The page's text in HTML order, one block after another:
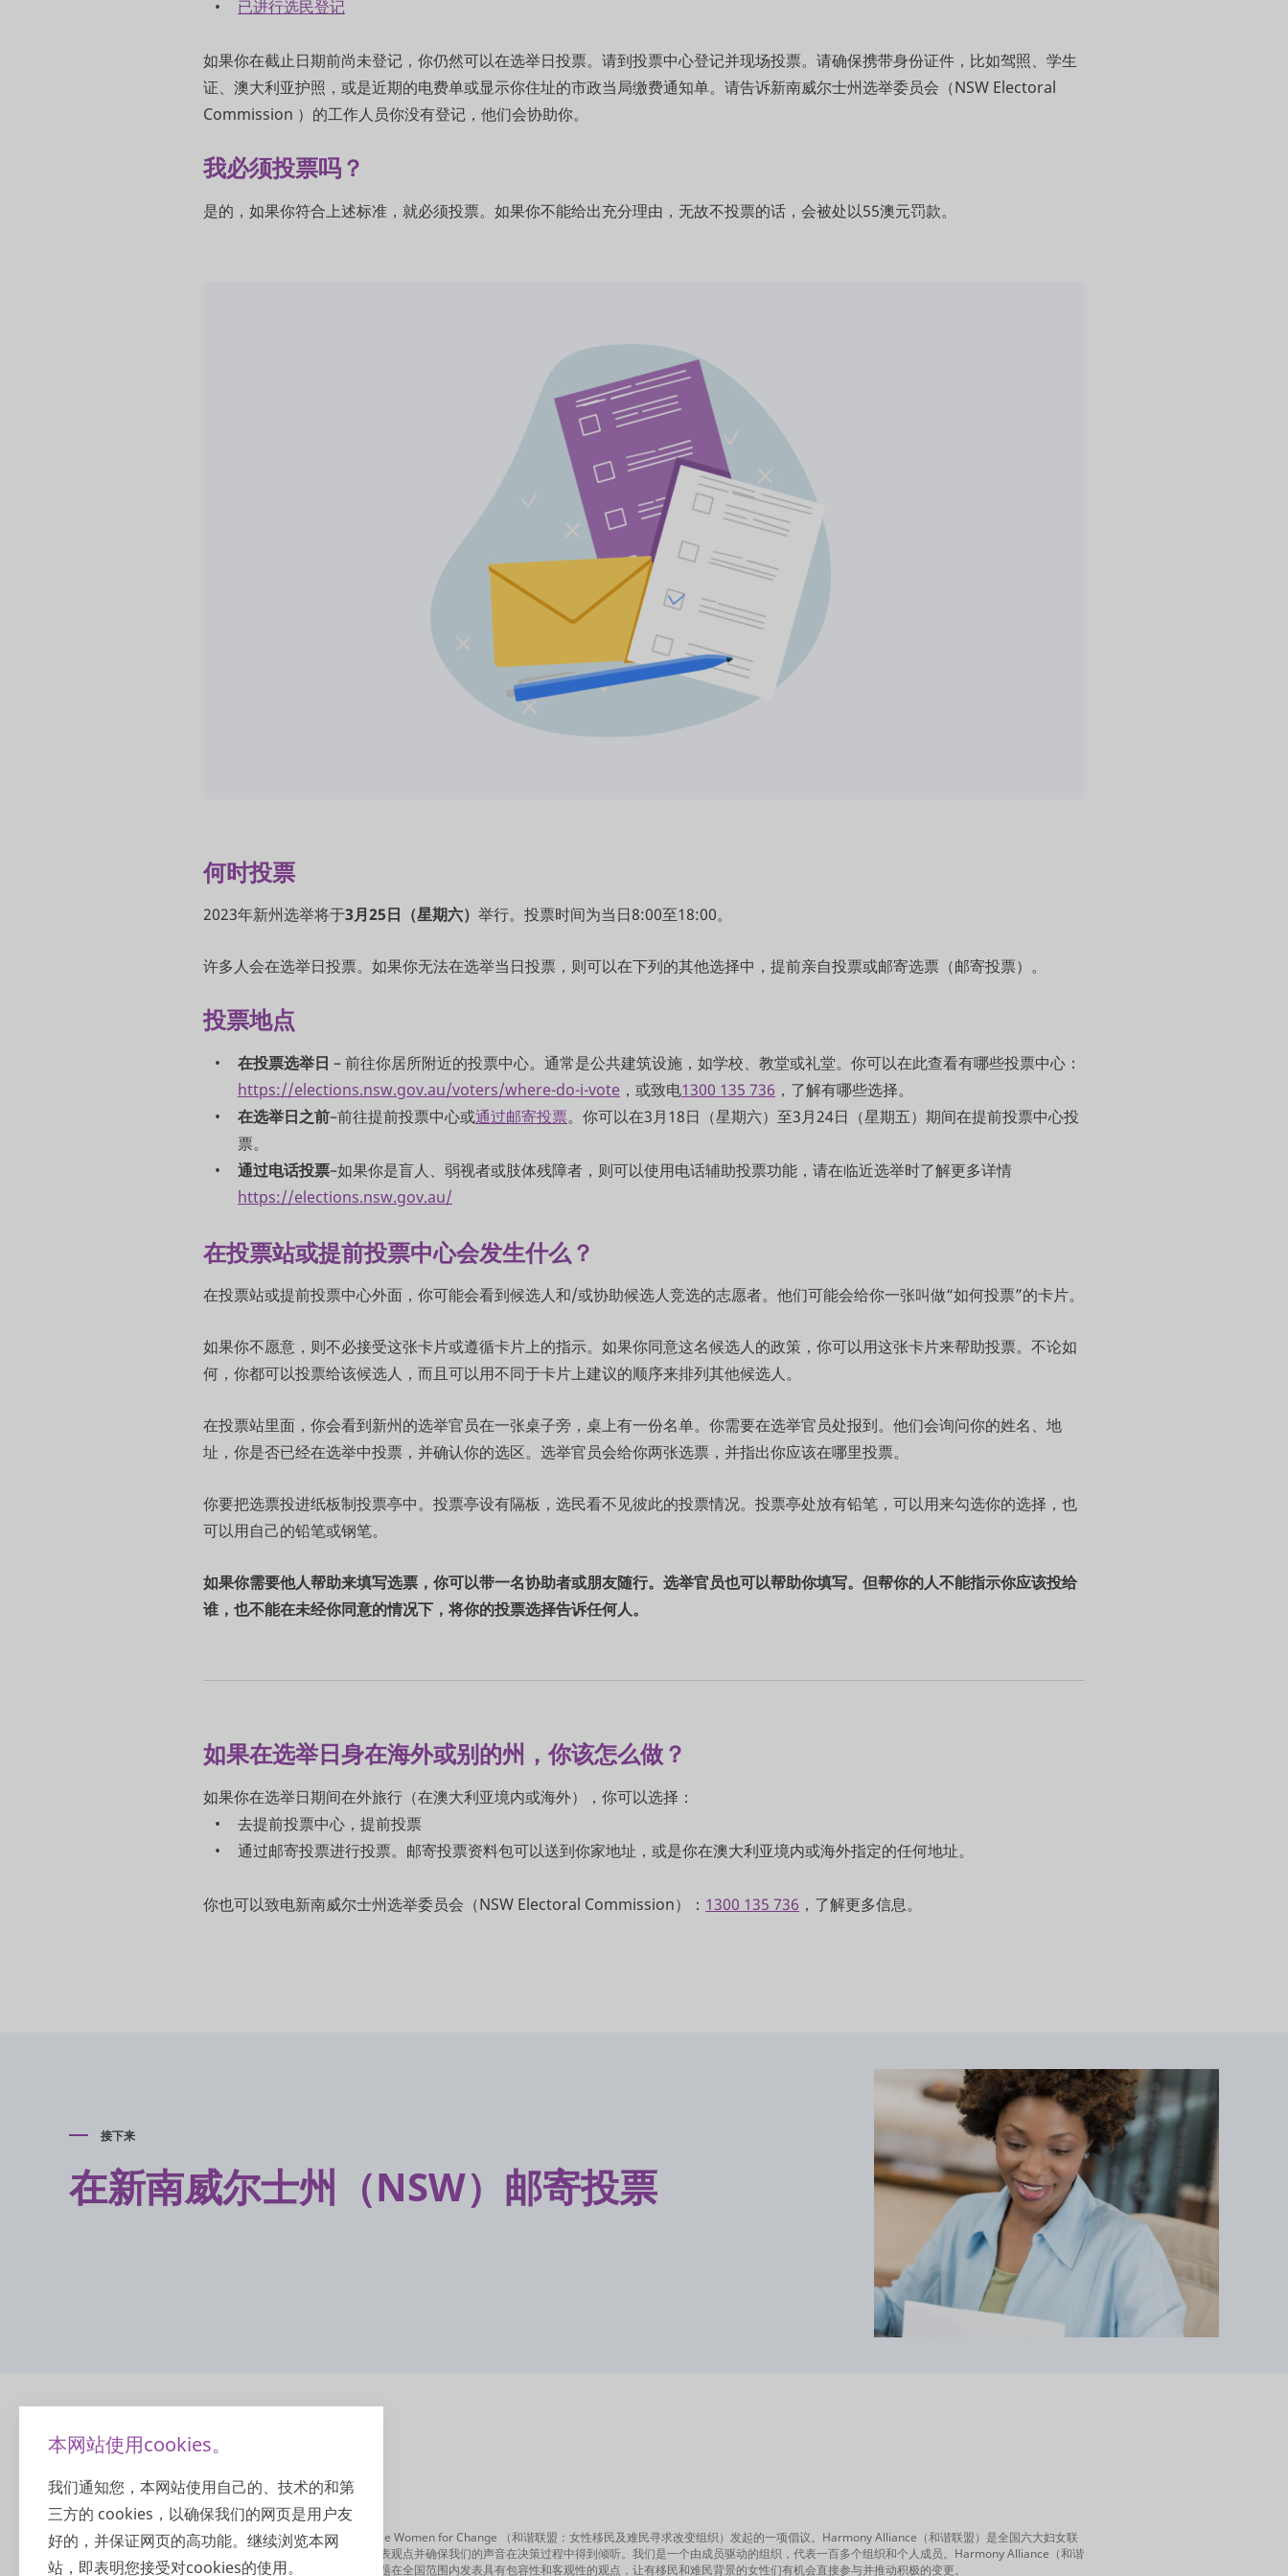
已进行选民登记
如果你在截止日期前尚未登记，你仍然可以在选举日投票。请到投票中心登记并现场投票。请确保携带身份证件，比如驾照、学生
证、澳大利亚护照，或是近期的电费单或显示你住址的市政当局缴费通知单。请告诉新南威尔士州选举委员会（NSW Electoral
Commission ）的工作人员你没有登记，他们会协助你。
我必须投票吗？
是的，如果你符合上述标准，就必须投票。如果你不能给出充分理由，无故不投票的话，会被处以55澳元罚款。
何时投票
2023年新州选举将于3月25日（星期六） 举行。投票时间为当日8:00至18:00。
许多人会在选举日投票。如果你无法在选举当日投票，则可以在下列的其他选择中，提前亲自投票或邮寄选票（邮寄投票）。
投票地点
在投票选举日 – 前往你居所附近的投票中心。通常是公共建筑设施，如学校、教堂或礼堂。你可以在此查看有哪些投票中心：
https://elections.nsw.gov.au/voters/where-do-i-vote ，或致电1300 135 736 ，了解有哪些选择。
在选举日之前–前往提前投票中心或通过邮寄投票。你可以在3月18日（星期六）至3月24日（星期五）期间在提前投票中心投
票。
通过电话投票–如果你是盲人、弱视者或肢体残障者，则可以使用电话辅助投票功能，请在临近选举时了解更多详情
https://elections.nsw.gov.au/
在投票站或提前投票中心会发生什么？
在投票站或提前投票中心外面，你可能会看到候选人和/或协助候选人竞选的志愿者。他们可能会给你一张叫做“如何投票”的卡片。
如果你不愿意，则不必接受这张卡片或遵循卡片上的指示。如果你同意这名候选人的政策，你可以用这张卡片来帮助投票。不论如
何，你都可以投票给该候选人，而且可以用不同于卡片上建议的顺序来排列其他候选人。
在投票站里面，你会看到新州的选举官员在一张桌子旁，桌上有一份名单。你需要在选举官员处报到。他们会询问你的姓名、地
址，你是否已经在选举中投票，并确认你的选区。选举官员会给你两张选票，并指出你应该在哪里投票。
你要把选票投进纸板制投票亭中。投票亭设有隔板，选民看不见彼此的投票情况。投票亭处放有铅笔，可以用来勾选你的选择，也
可以用自己的铅笔或钢笔。
如果你需要他人帮助来填写选票，你可以带一名协助者或朋友随行。选举官员也可以帮助你填写。但帮你的人不能指示你应该投给
谁，也不能在未经你同意的情况下，将你的投票选择告诉任何人。
如果在选举日身在海外或别的州，你该怎么做？
如果你在选举日期间在外旅行（在澳大利亚境内或海外），你可以选择：
去提前投票中心，提前投票
通过邮寄投票进行投票。邮寄投票资料包可以送到你家地址，或是你在澳大利亚境内或海外指定的任何地址。
你也可以致电新南威尔士州选举委员会（NSW Electoral Commission）： 1300 135 736 ，了解更多信息。
接下来
在新南威尔士州（NSW）邮寄投票
Harmony Votes 是由Harmony Alliance: Migrant and Refugee Women for Change （和谐联盟：女性移民及难民寻求改变组织）发起的一项倡议。Harmony Alliance（和谐联盟）是全国六大妇女联
盟组织之一，由澳大利亚政府支持，鼓励澳大利亚所有女性发表观点并确保我们的声音在决策过程中得到倾听。我们是一个由成员驱动的组织，代表一百多个组织和个人成员。Harmony Alliance（和谐
联盟）旨在围绕那些影响移民和难民女性经历和结局的各类问题在全国范围内发表具有包容性和客观性的观点，让有移民和难民背景的女性们有机会直接参与并推动积极的变更。
本网站使用cookies。
我们通知您，本网站使用自己的、技术的和第
三方的 cookies，以确保我们的网页是用户友
好的，并保证网页的高功能。继续浏览本网
站，即表明您接受对cookies的使用。